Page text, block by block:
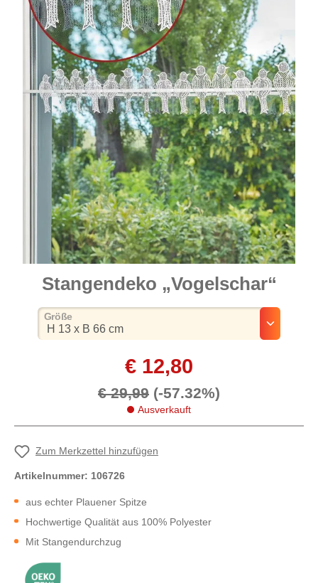
Stangendeko „Vogelschar“
€ 12,80
€ 29,99 (-57.32%)
Ausverkauft
Größeauswählen
Zum Merkzettel hinzufügen
Artikelnummer: 106726
aus echter Plauener Spitze
Hochwertige Qualität aus 100% Polyester
Mit Stangendurchzug